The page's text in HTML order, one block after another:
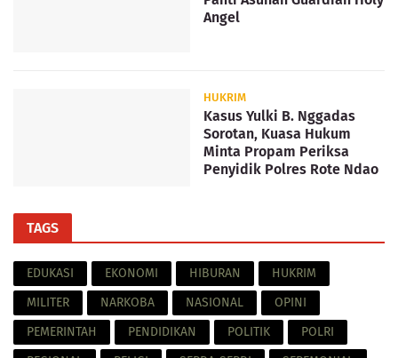
Angel
HUKRIM
Kasus Yulki B. Nggadas
Sorotan, Kuasa Hukum
Minta Propam Periksa
Penyidik Polres Rote Ndao
TAGS
EDUKASI EKONOMI HIBURAN
HUKRIM
MILITER
NARKOBA NASIONAL
OPINI
PEMERINTAH
PENDIDIKAN POLITIK
POLRI